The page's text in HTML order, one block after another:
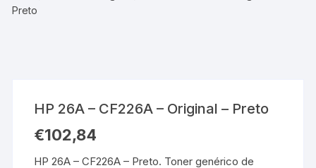
Preto
HP 26A – CF226A – Original – Preto
€102,84
HP 26A – CF226A – Preto. Toner genérico de